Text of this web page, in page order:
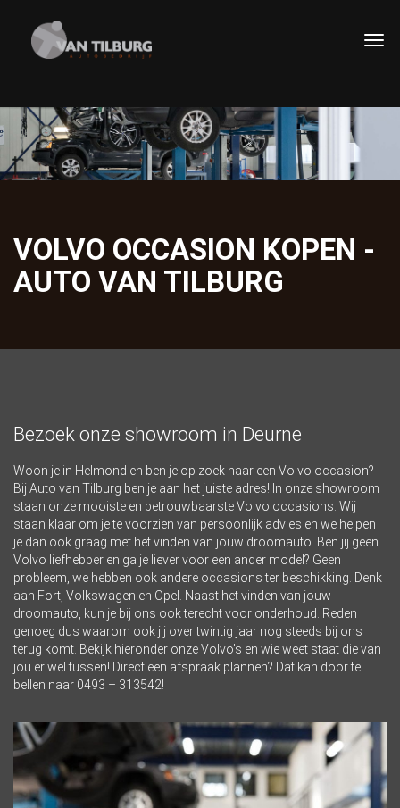
VOLVO OCCASION KOPEN -
AUTO VAN TILBURG
Bezoek onze showroom in Deurne
Woon je in Helmond en ben je op zoek naar een Volvo occasion?
Bij Auto van Tilburg ben je aan het juiste adres! In onze showroom
staan onze mooiste en betrouwbaarste Volvo occasions. Wij
staan klaar om je te voorzien van persoonlijk advies en we helpen
je dan ook graag met het vinden van jouw droomauto. Ben jij geen
Volvo liefhebber en ga je liever voor een ander model? Geen
probleem, we hebben ook andere occasions ter beschikking. Denk
aan Fort, Volkswagen en Opel. Naast het vinden van jouw
droomauto, kun je bij ons ook terecht voor onderhoud. Reden
genoeg dus waarom ook jij over twintig jaar nog steeds bij ons
terug komt. Bekijk hieronder onze Volvo’s en wie weet staat die van
jou er wel tussen! Direct een afspraak plannen? Dat kan door te
bellen naar 0493 – 313542!